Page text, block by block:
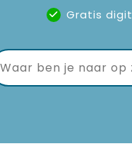
Gratis